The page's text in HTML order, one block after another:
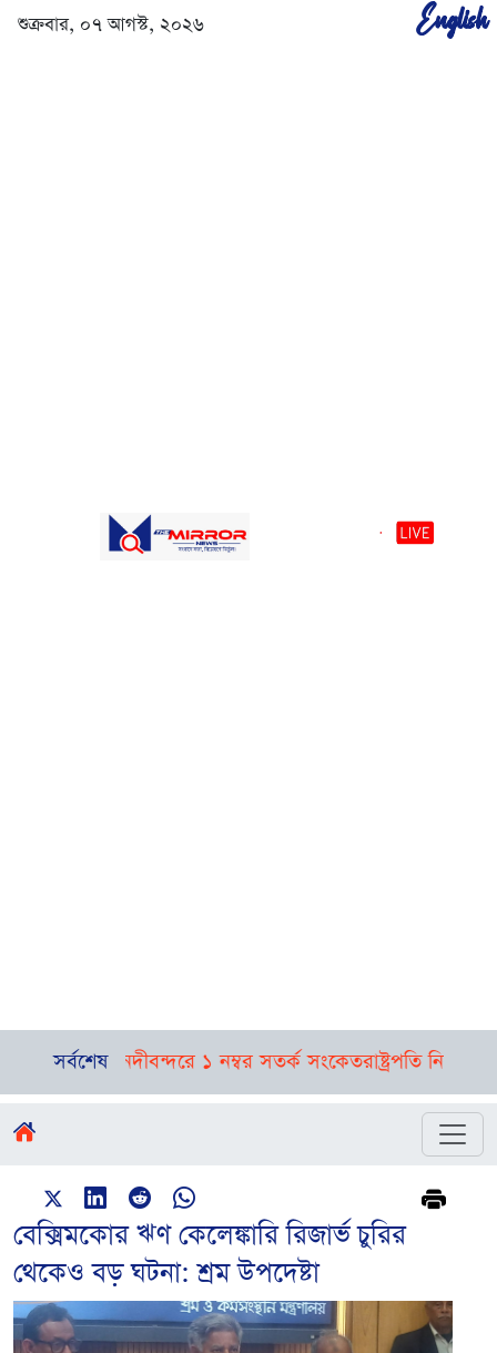
শুক্রবার, ০৭ আগস্ট, ২০২৬ English
সর্বশেষ
নদীবন্দরে ১ নম্বর সতর্ক সংকেতরাষ্ট্রপতি নির্বাচনের
বেক্সিমকোর ঋণ কেলেঙ্কারি রিজার্ভ চুরির
থেকেও বড় ঘটনা: শ্রম উপদেষ্টা